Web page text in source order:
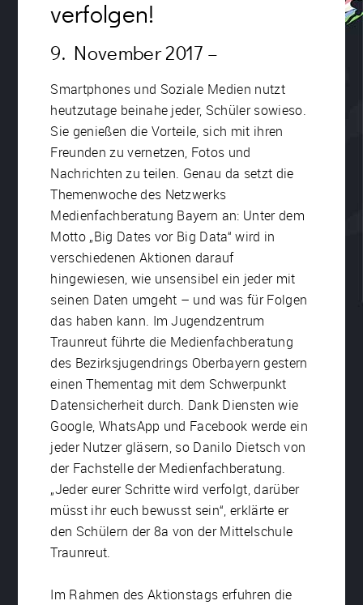
verfolgen!
9. November 2017 –
Smartphones und Soziale Medien nutzt
heutzutage beinahe jeder, Schüler sowieso.
Sie genießen die Vorteile, sich mit ihren
Freunden zu vernetzen, Fotos und
Nachrichten zu teilen. Genau da setzt die
Themenwoche des Netzwerks
Medienfachberatung Bayern an: Unter dem
Motto „Big Dates vor Big Data“ wird in
verschiedenen Aktionen darauf
hingewiesen, wie unsensibel ein jeder mit
seinen Daten umgeht – und was für Folgen
das haben kann. Im Jugendzentrum
Traunreut führte die Medienfachberatung
des Bezirksjugendrings Oberbayern gestern
einen Thementag mit dem Schwerpunkt
Datensicherheit durch. Dank Diensten wie
Google, WhatsApp und Facebook werde ein
jeder Nutzer gläsern, so Danilo Dietsch von
der Fachstelle der Medienfachberatung.
„Jeder eurer Schritte wird verfolgt, darüber
müsst ihr euch bewusst sein“, erklärte er
den Schülern der 8a von der Mittelschule
Traunreut.
Im Rahmen des Aktionstags erfuhren die